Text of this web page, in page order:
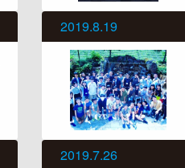
2019.8.19
2019.7.26